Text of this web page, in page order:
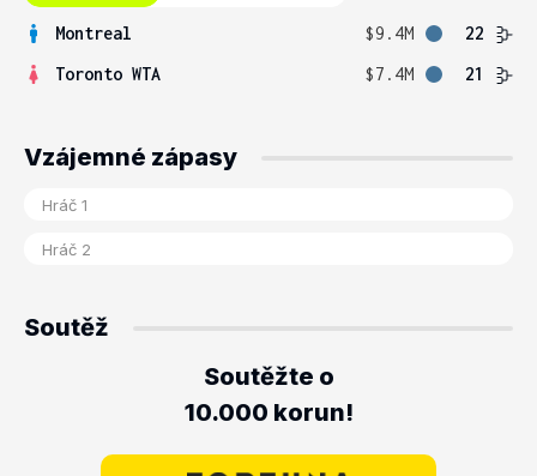
Montreal $9.4M
22
Toronto WTA
$7.4M 21
Vzájemné zápasy
Soutěž
Soutěžte o
10.000 korun!